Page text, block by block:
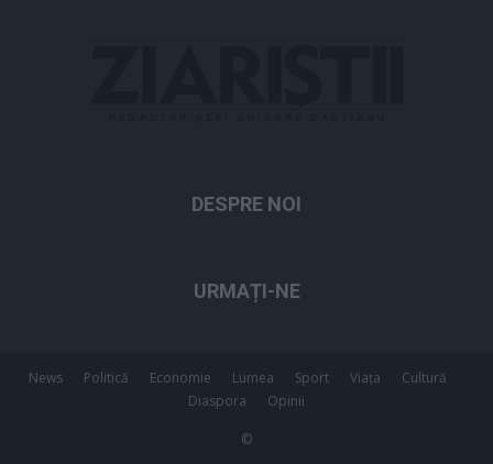
DESPRE NOI
URMAȚI-NE
News Politică Economie Lumea Sport Viața
Cultură
Diaspora
Opinii
©